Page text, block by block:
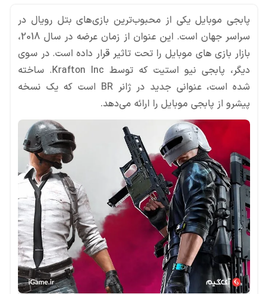
پابجی موبایل یکی از محبوب‌ترین بازی‌های بتل رویال در
سراسر جهان است. این عنوان از زمان عرضه در سال 2018،
بازار بازی‌ های موبایل را تحت تاثیر قرار داده است. در سوی
دیگر، پابجی نیو استیت که توسط Krafton Inc. ساخته
شده است، عنوانی جدید در ژانر BR است که یک نسخه
پیشرو از پابجی موبایل را ارائه می‌دهد.